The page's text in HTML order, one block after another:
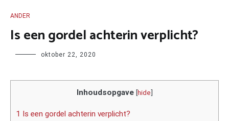
ANDER
Is een gordel achterin verplicht?
Author oktober 22, 2020
Inhoudsopgave [hide]
1 Is een gordel achterin verplicht?